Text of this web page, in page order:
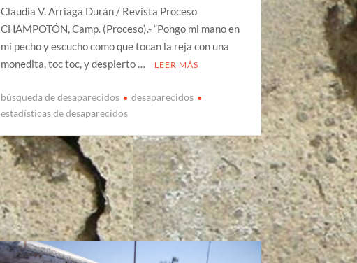
Claudia V. Arriaga Durán / Revista Proceso
CHAMPOTÓN, Camp. (Proceso).- “Pongo mi mano en
mi pecho y escucho como que tocan la reja con una
monedita, toc toc, y despierto …
LEER MÁS
búsqueda de desaparecidos
desaparecidos
estadísticas de desaparecidos